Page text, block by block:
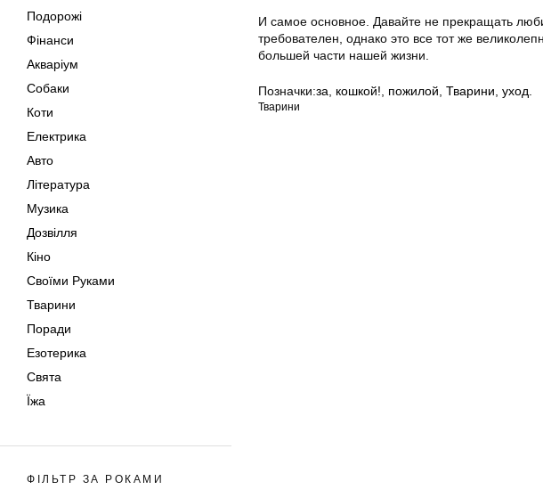
Подорожі
Фінанси
Акваріум
Собаки
Коти
Електрика
Авто
Література
Музика
Дозвілля
Кіно
Своїми Руками
Тварини
Поради
Езотерика
Свята
Їжа
ФІЛЬТР ЗА РОКАМИ
И самое основное. Давайте не прекращать
требователен, однако это все тот же
большей части нашей жизни.
Позначки:за кошкой! пожилой Тварини уход.
Тварини